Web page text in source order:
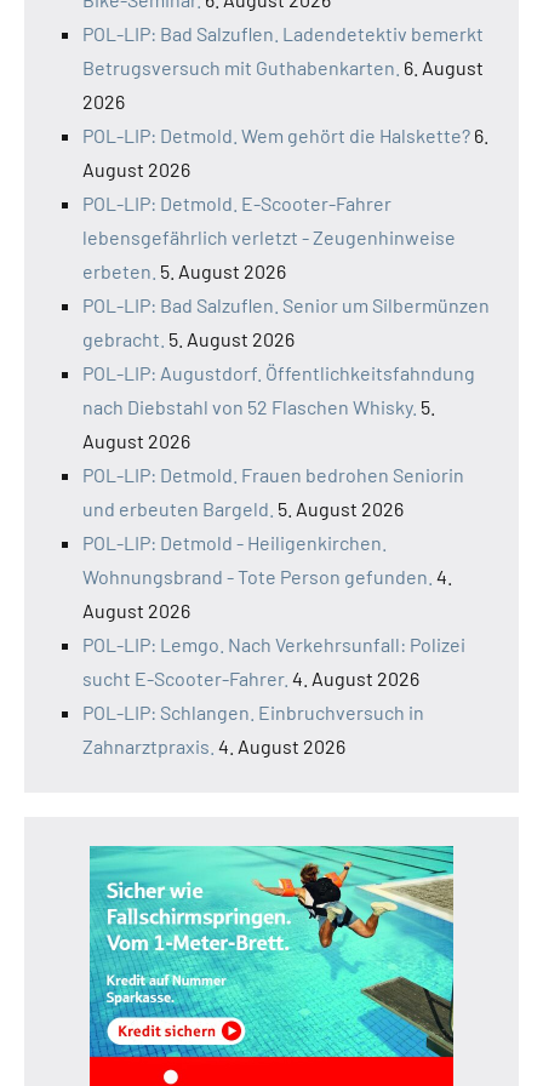
POL-LIP: Bad Salzuflen. Ladendetektiv bemerkt
Betrugsversuch mit Guthabenkarten. 6. August
2026
POL-LIP: Detmold. Wem gehört die Halskette? 6.
August 2026
POL-LIP: Detmold. E-Scooter-Fahrer
lebensgefährlich verletzt - Zeugenhinweise
erbeten. 5. August 2026
POL-LIP: Bad Salzuflen. Senior um Silbermünzen
gebracht. 5. August 2026
POL-LIP: Augustdorf. Öffentlichkeitsfahndung
nach Diebstahl von 52 Flaschen Whisky. 5.
August 2026
POL-LIP: Detmold. Frauen bedrohen Seniorin
und erbeuten Bargeld. 5. August 2026
POL-LIP: Detmold - Heiligenkirchen.
Wohnungsbrand - Tote Person gefunden. 4.
August 2026
POL-LIP: Lemgo. Nach Verkehrsunfall: Polizei
sucht E-Scooter-Fahrer. 4. August 2026
POL-LIP: Schlangen. Einbruchversuch in
Zahnarztpraxis. 4. August 2026